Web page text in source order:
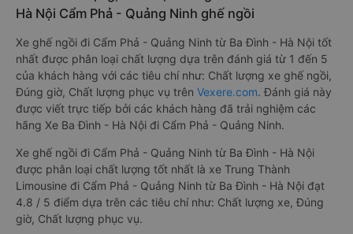
Hà Nội Cẩm Phả - Quảng Ninh ghế ngồi
Xe ghế ngồi đi Cẩm Phả - Quảng Ninh từ Ba Đình - Hà Nội tốt
nhất được phân loại chất lượng dựa trên đánh giá từ 1 đến 5
của khách hàng với các tiêu chí như: Chất lượng xe ghế ngồi,
Đúng giờ, Chất lượng phục vụ trên Vexere.com. Đánh giá này
được viết trực tiếp bởi các khách hàng đã trải nghiệm các
hãng Xe Ba Đình - Hà Nội đi Cẩm Phả - Quảng Ninh.
Xe ghế ngồi đi Cẩm Phả - Quảng Ninh từ Ba Đình - Hà Nội
được phân loại chất lượng tốt nhất là xe Trung Thành
Limousine đi Cẩm Phả - Quảng Ninh từ Ba Đình - Hà Nội đạt
4.8 / 5 điểm dựa trên các tiêu chí như: Chất lượng xe, Đúng
giờ, Chất lượng phục vụ.